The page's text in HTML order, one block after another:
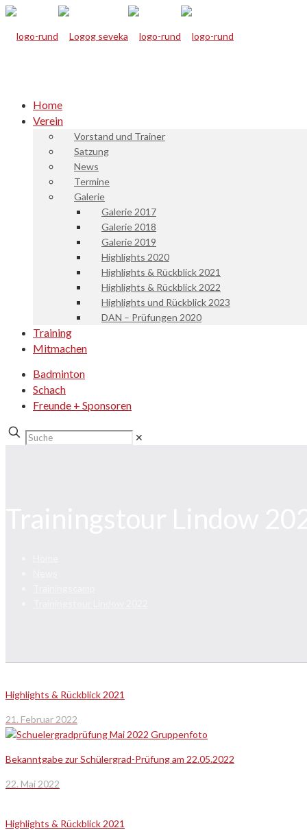
Home
Verein
Vorstand und Trainer
Satzung
News
Termine
Galerie
Galerie 2017
Galerie 2018
Galerie 2019
Highlights 2020
Highlights & Rückblick 2021
Highlights & Rückblick 2022
Highlights und Rückblick 2023
DAN – Prüfungen 2020
Training
Mitmachen
Badminton
Schach
Freunde + Sponsoren
✕
Highlights & Rückblick 2021
21. Februar 2022
Bekanntgabe zur Schülergrad-Prüfung am 22.05.2022
22. Mai 2022
Highlights & Rückblick 2021